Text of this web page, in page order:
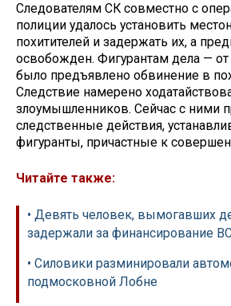
Следователям СК совместно с
полиции удалось установить
похитителей и задержать их, а
освобожден. Фигурантам дела —
было предъявлено обвинение в
Следствие намерено
злоумышленников. Сейчас с ними
следственные действия,
фигуранты, причастные к
Читайте также:
• Девять человек, вымогавших
задержали за финансирование
• Силовики разминировали
подмосковной Лобне